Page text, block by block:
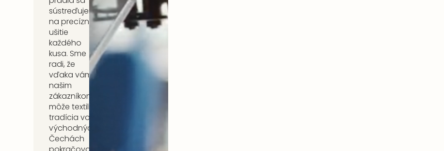
sústreďujeme
na precízne
ušitie
každého
kusa. Sme
radi, že
vďaka vám,
našim
zákazníkom,
môže textilná
tradícia vo
východných
Čechách